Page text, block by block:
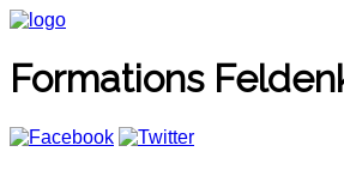
Formations